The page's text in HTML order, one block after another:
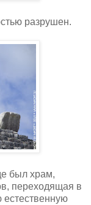
разрушен.
был храм,
переходящая в
естественную